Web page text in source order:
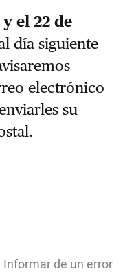
el 22 de
día siguiente
electrónico
su
Informar de un error